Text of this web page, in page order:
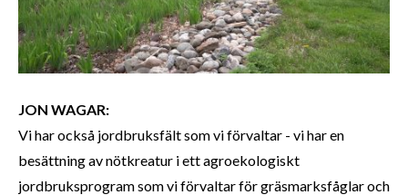
JON WAGAR:
Vi har också jordbruksfält som vi förvaltar - vi har en
besättning av nötkreatur i ett agroekologiskt
jordbruksprogram som vi förvaltar för gräsmarksfåglar och